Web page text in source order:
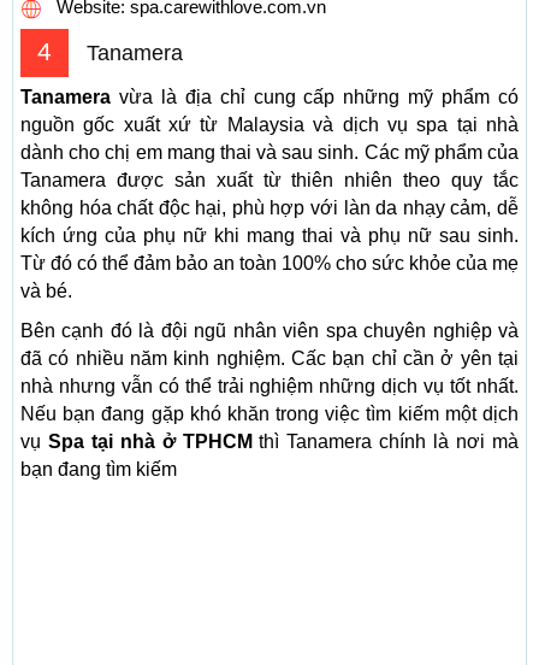
Website: spa.carewithlove.com.vn
4 Tanamera
Tanamera vừa là địa chỉ cung cấp những mỹ phẩm có
nguồn gốc xuất xứ từ Malaysia và dịch vụ spa tại nhà
dành cho chị em mang thai và sau sinh. Các mỹ phẩm của
Tanamera được sản xuất từ thiên nhiên theo quy tắc
không hóa chất độc hại, phù hợp với làn da nhạy cảm, dễ
kích ứng của phụ nữ khi mang thai và phụ nữ sau sinh.
Từ đó có thể đảm bảo an toàn 100% cho sức khỏe của mẹ
và bé.
Bên cạnh đó là đội ngũ nhân viên spa chuyên nghiệp và
đã có nhiều năm kinh nghiệm. Cấc bạn chỉ cần ở yên tại
nhà nhưng vẫn có thể trải nghiệm những dịch vụ tốt nhất.
Nếu bạn đang gặp khó khăn trong việc tìm kiếm một dịch
vụ Spa tại nhà ở TPHCM thì Tanamera chính là nơi mà
bạn đang tìm kiếm